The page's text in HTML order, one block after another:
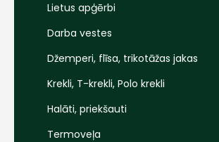
Lietus apģērbi
Darba vestes
Džemperi, flīsa, trikotāžas jakas
Krekli, T-krekli, Polo krekli
Halāti, priekšauti
Termoveļa